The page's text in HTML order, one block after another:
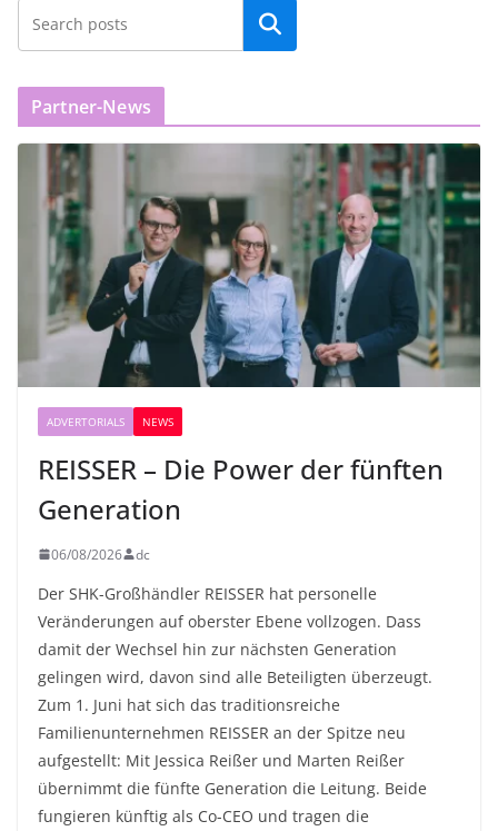
Partner-News
ADVERTORIALS NEWS
REISSER – Die Power der fünften
Generation
06/08/2026 dc
Der SHK-Großhändler REISSER hat personelle
Veränderungen auf oberster Ebene vollzogen. Dass
damit der Wechsel hin zur nächsten Generation
gelingen wird, davon sind alle Beteiligten überzeugt.
Zum 1. Juni hat sich das traditionsreiche
Familienunternehmen REISSER an der Spitze neu
aufgestellt: Mit Jessica Reißer und Marten Reißer
übernimmt die fünfte Generation die Leitung. Beide
fungieren künftig als Co-CEO und tragen die